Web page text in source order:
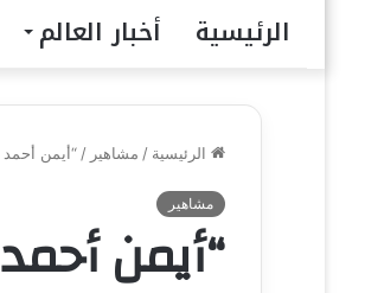
الرئيسية أخبار العالم
الرئيسية / مشاهير / “أيمن
مشاهير
“أيمن